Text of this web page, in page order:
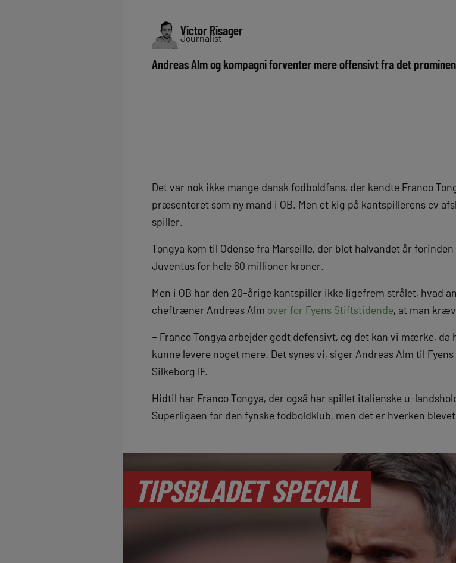
Victor Risager
Journalist
Andreas Alm og kompagni forventer mere offensivt fra det
Det var nok ikke mange dansk fodboldfans, der kendte Franco
præsenteret som ny mand i OB. Men et kig på kantspillerens cv
spiller.
Tongya kom til Odense fra Marseille, der blot halvandet år
Juventus for hele 60 millioner kroner.
Men i OB har den 20-årige kantspiller ikke ligefrem strålet, hvad
cheftræner Andreas Alm over for Fyens Stiftstidende, at man
– Franco Tongya arbejder godt defensivt, og det kan vi mærke,
kunne levere noget mere. Det synes vi, siger Andreas Alm til
Silkeborg IF.
Hidtil har Franco Tongya, der også har spillet italienske u-
Superligaen for den fynske fodboldklub, men det er hverken
TIPSBLADET SPECIAL